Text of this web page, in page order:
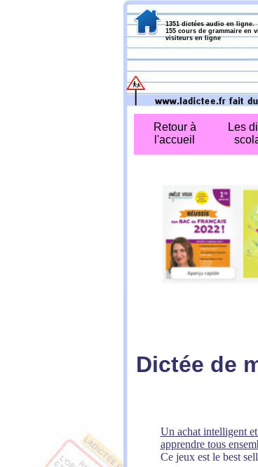
Dictée de
Un achat intelligent
apprendre tous
Ce jeux est le best